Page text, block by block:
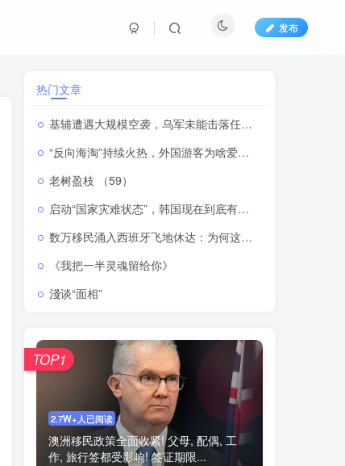
发布
热门文章
基辅遭遇大规模空袭，乌军未能击落任何一枚俄罗斯导弹
“反向海淘”持续火热，外国游客为啥爱上“中国购”？
老树盈枝 （59）
启动“国家灾难状态”，韩国现在到底有多热
数万移民涌入西班牙飞地休达：为何这里成为进入欧盟的重要通道？
《我把一半灵魂留给你》
淺谈“面相”
2.7W+人已阅读
澳洲移民政策全面收紧! 父母, 配偶, 工
作, 旅行签都受影响! 签证期限...
TOP1